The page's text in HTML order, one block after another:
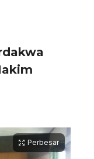
Perbesar